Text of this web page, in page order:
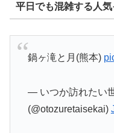
平日でも混雑する人気
鍋ヶ滝と月(熊本)
— いつか訪れたい
(@otozuretaisekai)